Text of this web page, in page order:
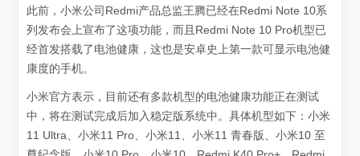
此前，小米公司Redmi产品总监王腾已经在Redmi Note 10系
列发布会上宣布了这项功能，而且Redmi Note 10 Pro机型已
经首发搭载了电池健康，这也是安卓史上第一款可显示电池健
康度的手机。
小米官方表示，目前还有多款机型的电池健康功能正在测试
中，将在测试完成后加入稳定版系统中。具体机型如下：小米
11 Ultra、小米11 Pro、小米11、小米11 青春版、小米10 至